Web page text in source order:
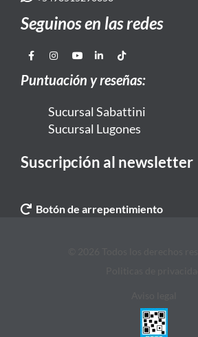
Seguinos en las redes
Puntuación y reseñas:
Sucursal Sabattini
Sucursal Lugones
Suscripción al newsletter
Botón de arrepentimiento